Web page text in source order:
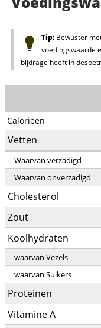
Tip:Bewuster
voedingswaarde
bijdrage heeft in
Calorieën
Vetten
Waarvan verzadigd
Waarvan onverzadigd
Cholesterol
Zout
Koolhydraten
waarvan Vezels
waarvan Suikers
Proteinen
Vitamine A